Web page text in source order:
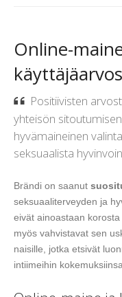
Online-
Positiivisten
yhteisön
hyvämaineinen
seksuaalista
Brändi on saanut
seksuaaliterveyden ja
eivät ainoastaan
myös vahvistavat sen
naisille, jotka etsivät
intiimeihin